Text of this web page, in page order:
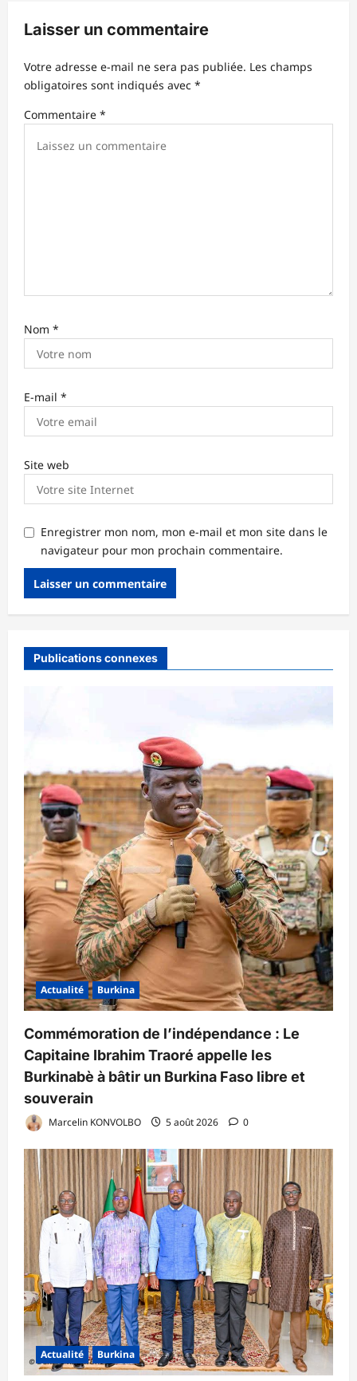
o
n
d
’
Laisser un commentaire
Votre adresse e-mail ne sera pas publiée. Les champs
obligatoires sont indiqués avec *
Commentaire *
Nom *
E-mail *
Site web
Enregistrer mon nom, mon e-mail et mon site dans le
navigateur pour mon prochain commentaire.
Publications connexes
Actualité Burkina
Commémoration de l’indépendance : Le
Capitaine Ibrahim Traoré appelle les
Burkinabè à bâtir un Burkina Faso libre et
souverain
Marcelin KONVOLBO 5 août 2026 0
Actualité Burkina